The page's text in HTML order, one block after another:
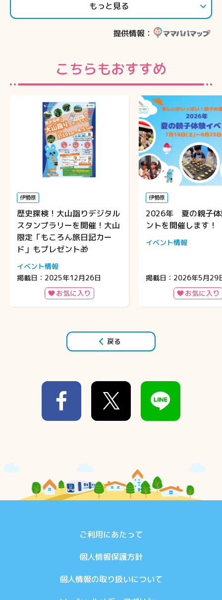
もっと見る
提供情報：
こちらもおすすめ
伊勢原
歴史探検！大山詣りデジタル
スタンプラリーを開催！大山
限定「もころん旅日記カー
ド」もプレゼント🎁
イベント情報
掲載日：2025年12月26日
お気に入り
伊勢原
2026年 夏の親子体
ントを開催します！
イベント情報
掲載日：2026年5月29
お気に入り
戻る
ご利用にあたって
個人情報保護方針
個人情報の取り扱いについて